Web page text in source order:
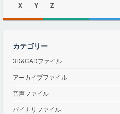
X
Y Z
カテゴリー
3D&CADファイル
アーカイブファイル
音声ファイル
バイナリファイル